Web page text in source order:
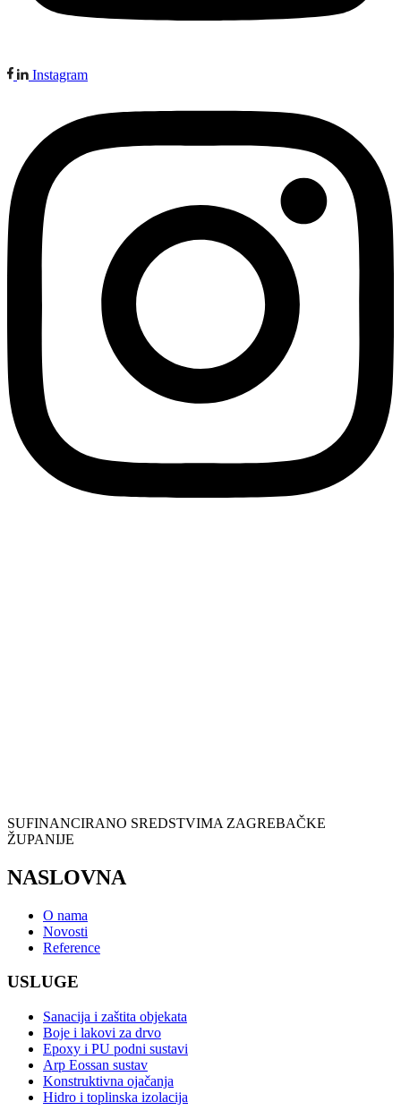
Instagram
SUFINANCIRANO SREDSTVIMA ZAGREBAČKE
ŽUPANIJE
NASLOVNA
O nama
Novosti
Reference
USLUGE
Sanacija i zaštita objekata
Boje i lakovi za drvo
Epoxy i PU podni sustavi
Arp Eossan sustav
Konstruktivna ojačanja
Hidro i toplinska izolacija